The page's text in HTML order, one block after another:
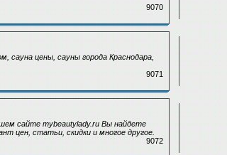
9070
сауна цены, сауны города Краснодара,
9071
сайте mybeautylady.ru Вы найдете
цен, статьи, скидки и многое другое.
9072